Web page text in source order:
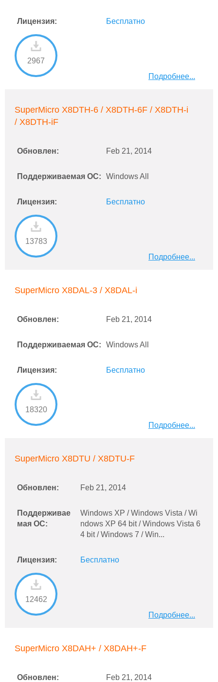
Лицензия: Бесплатно
2967
Подробнее...
SuperMicro X8DTH-6 / X8DTH-6F / X8DTH-i
/ X8DTH-iF
Обновлен: Feb 21, 2014
Поддерживаемая ОС: Windows All
Лицензия: Бесплатно
13783
Подробнее...
SuperMicro X8DAL-3 / X8DAL-i
Обновлен: Feb 21, 2014
Поддерживаемая ОС: Windows All
Лицензия: Бесплатно
18320
Подробнее...
SuperMicro X8DTU / X8DTU-F
Обновлен: Feb 21, 2014
Поддерживае
мая ОС:
Windows XP / Windows Vista / Wi
ndows XP 64 bit / Windows Vista 6
4 bit / Windows 7 / Win...
Лицензия: Бесплатно
12462
Подробнее...
SuperMicro X8DAH+ / X8DAH+-F
Обновлен: Feb 21, 2014